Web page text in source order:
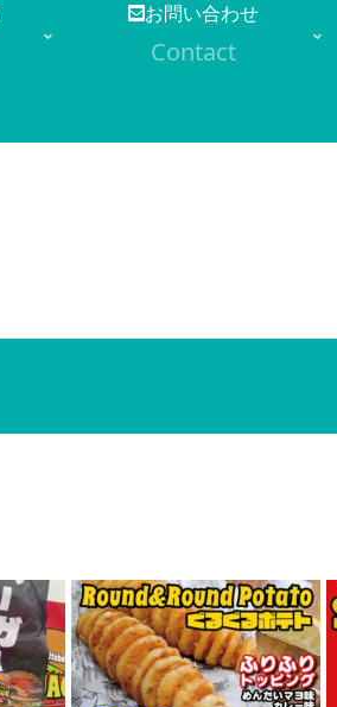
お問い合わせ
Contact